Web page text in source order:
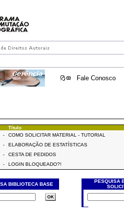
Fale Conosco
Título
-
COMO SOLICITAR MATERIAL - TUTORIAL
-
ELABORAÇÃO DE ESTATÍSTICAS
-
CESTA DE PEDIDOS
- LOGIN BLOQUEADO?!
BIBLIOTECA BASE
PESQUISA